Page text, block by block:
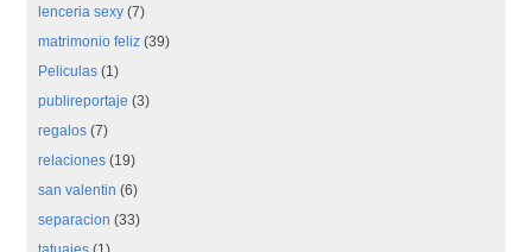
lenceria sexy (7)
matrimonio feliz (39)
Peliculas (1)
publireportaje (3)
regalos (7)
relaciones (19)
san valentin (6)
separacion (33)